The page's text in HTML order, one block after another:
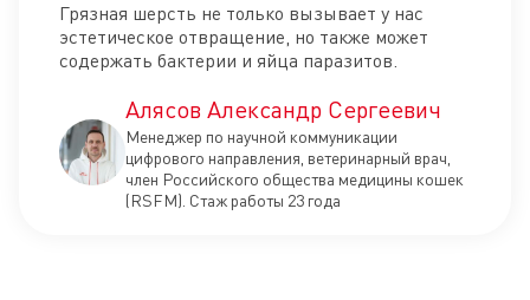
Грязная шерсть не только вызывает у нас
эстетическое отвращение, но также может
содержать бактерии и яйца паразитов.
Алясов Александр Сергеевич
Менеджер по научной коммуникации
цифрового направления, ветеринарный врач,
член Российского общества медицины кошек
(RSFM). Стаж работы 23 года